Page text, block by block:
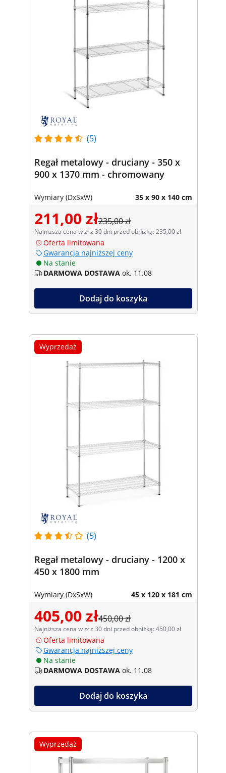
(5)
Regał metalowy - druciany - 350 x
900 x 1370 mm - chromowany
Wymiary (DxSxW) 35 x 90 x 140 cm
211,00 zł235,00 zł
Najniższa cena w zł z 30 dni przed obniżką: 235,00 zł
Oferta limitowana
Gwarancja najniższej ceny
Na stanie
DARMOWA DOSTAWA ok. 11.08
Dodaj do koszyka
Wyprzedaż
(5)
Regał metalowy - druciany - 1200 x
450 x 1800 mm
Wymiary (DxSxW) 45 x 120 x 181 cm
405,00 zł450,00 zł
Najniższa cena w zł z 30 dni przed obniżką: 450,00 zł
Oferta limitowana
Gwarancja najniższej ceny
Na stanie
DARMOWA DOSTAWA ok. 11.08
Dodaj do koszyka
Wyprzedaż